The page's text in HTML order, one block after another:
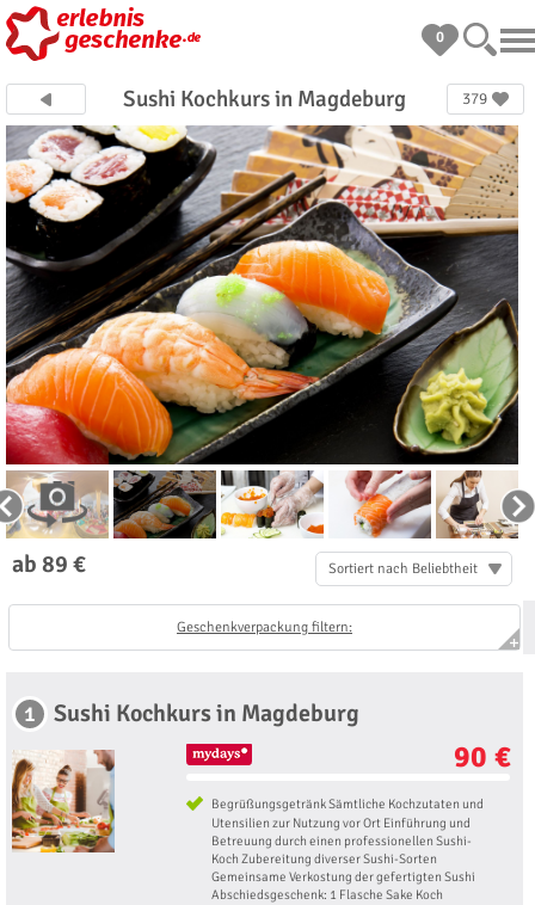
0
Sushi Kochkurs in Magdeburg 379
ab 89 € Sortiert nach Beliebtheit
Geschenkverpackung filtern:
1 Sushi Kochkurs in Magdeburg
90 €
Begrüßungsgetränk Sämtliche Kochzutaten und
Utensilien zur Nutzung vor Ort Einführung und
Betreuung durch einen professionellen Sushi-
Koch Zubereitung diverser Sushi-Sorten
Gemeinsame Verkostung der gefertigten Sushi
Abschiedsgeschenk: 1 Flasche Sake Koch